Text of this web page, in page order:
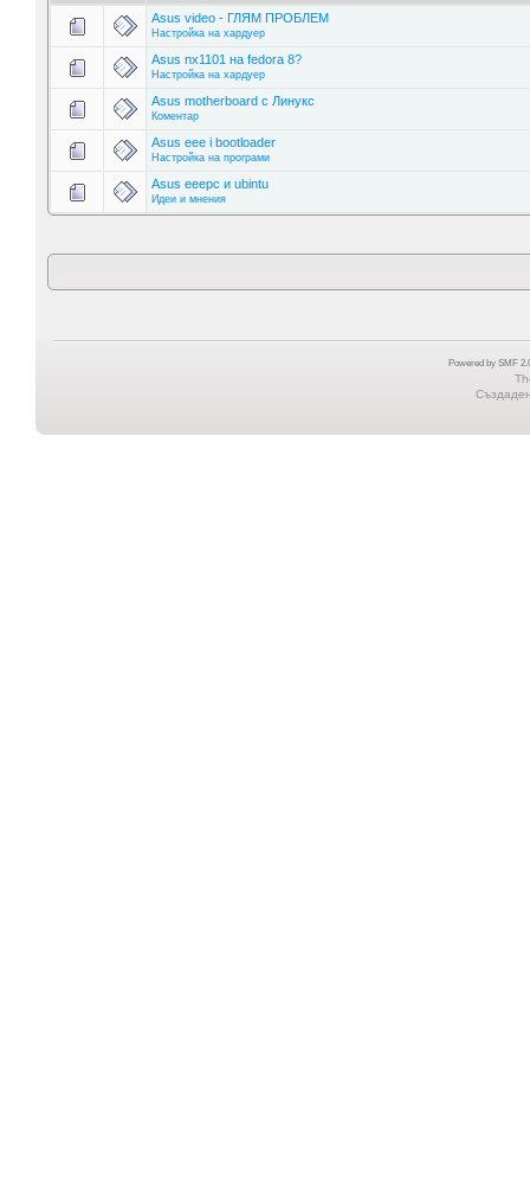
Asus video - ГЛЯМ ПРОБЛЕМ
Настройка на хардуер
Asus nx1101 на fedora 8?
Настройка на хардуер
Asus motherboard с Линукс
Коментар
Asus eee i bootloader
Настройка на програми
Asus eeepc и ubintu
Идеи и мнения
Powered by SMF